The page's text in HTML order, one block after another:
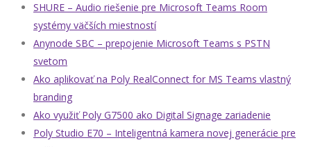
SHURE – Audio riešenie pre Microsoft Teams Room
systémy väčších miestností
Anynode SBC – prepojenie Microsoft Teams s PSTN
svetom
Ako aplikovať na Poly RealConnect for MS Teams vlastný
branding
Ako využiť Poly G7500 ako Digital Signage zariadenie
Poly Studio E70 – Inteligentná kamera novej generácie pre